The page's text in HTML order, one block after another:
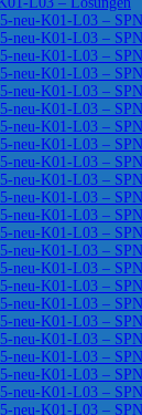
neu-K01-L03 –
neu-K01-L03 –
neu-K01-L03 –
neu-K01-L03 –
neu-K01-L03 –
neu-K01-L03 –
neu-K01-L03 –
neu-K01-L03 –
neu-K01-L03 –
neu-K01-L03 –
neu-K01-L03 –
neu-K01-L03 –
neu-K01-L03 –
neu-K01-L03 –
neu-K01-L03 –
neu-K01-L03 –
neu-K01-L03 –
neu-K01-L03 –
neu-K01-L03 –
neu-K01-L03 –
neu-K01-L03 –
neu-K01-L03 –
neu-K01-L03 –